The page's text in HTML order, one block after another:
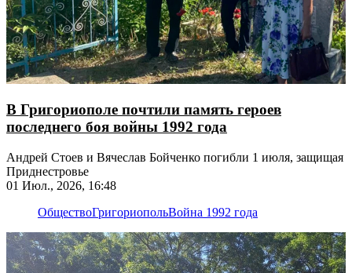
В Григориополе почтили память героев
последнего боя войны 1992 года
Андрей Стоев и Вячеслав Бойченко погибли 1 июля, защищая
Приднестровье
01 Июл., 2026, 16:48
ОбществоГригориопольВойна 1992 года